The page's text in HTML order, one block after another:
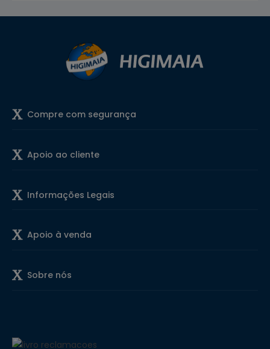
Compre com segurança
Apoio ao cliente
Informações Legais
Apoio à venda
Sobre nós